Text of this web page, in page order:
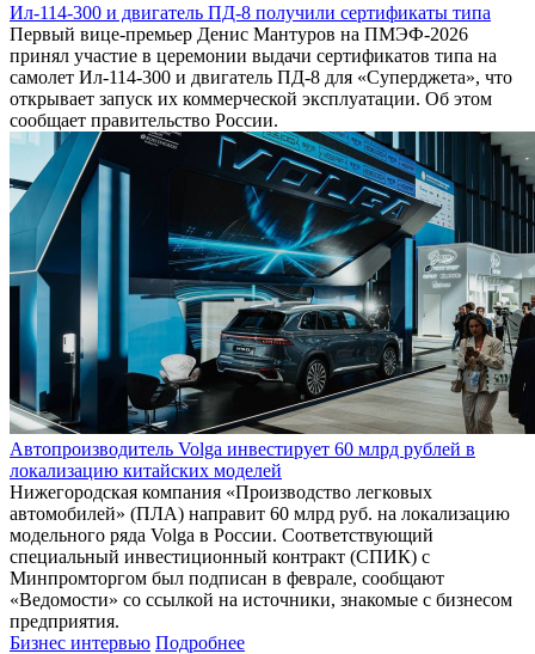
Ил-114-300 и двигатель ПД-8 получили сертификаты типа
Первый вице-премьер Денис Мантуров на ПМЭФ-2026
принял участие в церемонии выдачи сертификатов типа на
самолет Ил-114-300 и двигатель ПД-8 для «Суперджета», что
открывает запуск их коммерческой эксплуатации. Об этом
сообщает правительство России.
Автопроизводитель Volga инвестирует 60 млрд рублей в
локализацию китайских моделей
Нижегородская компания «Производство легковых
автомобилей» (ПЛА) направит 60 млрд руб. на локализацию
модельного ряда Volga в России. Соответствующий
специальный инвестиционный контракт (СПИК) с
Минпромторгом был подписан в феврале, сообщают
«Ведомости» со ссылкой на источники, знакомые с бизнесом
предприятия.
Бизнес интервью Подробнее